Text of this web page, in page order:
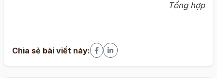
Tổng hợp
Chia sẻ bài viết này: